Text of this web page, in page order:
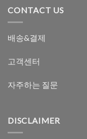
CONTACT US
배송&결제
고객센터
자주하는 질문
DISCLAIMER